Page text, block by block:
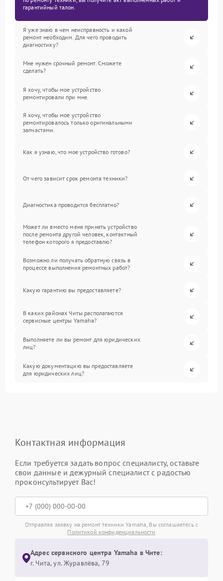
гарантийный талон.
Я уже знаю в чем неисправность и какой
ремонт необходим. Для чего проводить
диагностику?
Мне нужен срочный ремонт. Сможете
сделать?
Я хочу, чтобы мое устройство
ремонтировали при мне.
Я хочу, чтобы мое устройство
ремонтировалось только оригинальными
запчастями.
Как я узнаю, что мое устройство готово?
От чего зависит срок ремонта техники?
Диагностика проводится бесплатно?
Может ли вместо меня принять устройство
после ремонта другой человек, контактный
телефон которого я предоставлю?
Возможно ли получать обратную связь в
процессе выполнения ремонтных работ?
Какую гарантию вы предоставляете?
В каких районах Читы располагаются
сервисные центры Yamaha?
Выполняете ли вы ремонт для юридических
лиц?
Какую документацию вы предоставляете
для юридических лиц?
Контактная информация
Если требуется задать вопрос специалисту, оставьте
свои данные и дежурный специалист с радостью
проконсультирует Вас!
Отправляя заявку на ремонт техники Yamaha, Вы соглашаетесь с
Политикой конфиденциальности
Адрес сервисного центра Yamaha в Чите:
г. Чита, ул. Журавлёва, 79